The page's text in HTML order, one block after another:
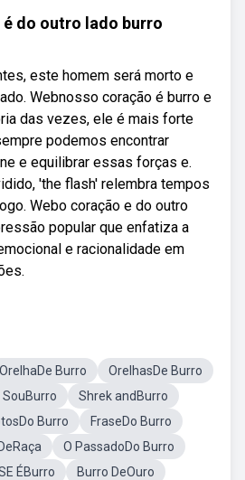
é do outro lado burro
este homem será morto e
Webnosso coração é burro e
das vezes, ele é mais forte
podemos encontrar
e equilibrar essas forças e.
'the flash' relembra tempos
Webo coração e do outro
popular que enfatiza a
e racionalidade em
OrelhaDe Burro
OrelhasDe Burro
SouBurro
Shrek andBurro
Burro
FraseDo Burro
O PassadoDo Burro
ÉBurro
Burro DeOuro